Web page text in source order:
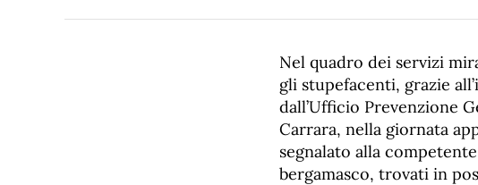
Nel quadro dei servizi
gli stupefacenti, grazie
dall’Ufficio Prevenzione
Carrara, nella giornata
segnalato alla
bergamasco, trovati in